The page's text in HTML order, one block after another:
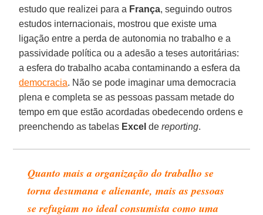
estudo que realizei para a França, seguindo outros
estudos internacionais, mostrou que existe uma
ligação entre a perda de autonomia no trabalho e a
passividade política ou a adesão a teses autoritárias:
a esfera do trabalho acaba contaminando a esfera da
democracia. Não se pode imaginar uma democracia
plena e completa se as pessoas passam metade do
tempo em que estão acordadas obedecendo ordens e
preenchendo as tabelas Excel dereporting.
Quanto mais a organização do trabalho se
torna desumana e alienante, mais as pessoas
se refugiam no ideal consumista como uma